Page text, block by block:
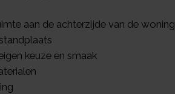
aan de achterzijde van de woning
keuze en smaak